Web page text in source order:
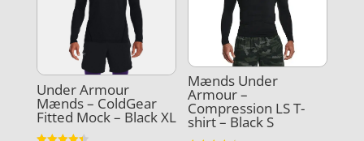
Under Armour
Mænds – ColdGear
Fitted Mock – Black XL
Mænds Under
Armour –
Compression LS T-
shirt – Black S